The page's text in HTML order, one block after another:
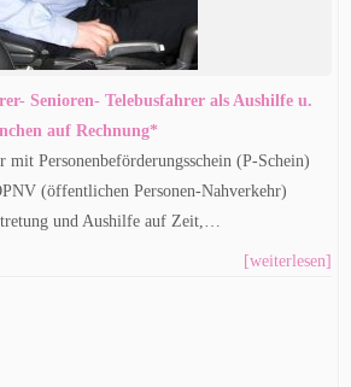
Senioren- Telebusfahrer als Aushilfe u.
auf Rechnung*
mit Personenbeförderungsschein (P-Schein)
(öffentlichen Personen-Nahverkehr)
und Aushilfe auf Zeit,…
[weiterlesen]